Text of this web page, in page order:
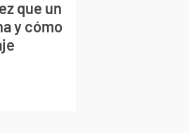
que un
y cómo